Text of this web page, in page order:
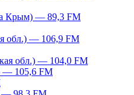
Крым) — 89,3 FM
обл.) — 106,9 FM
обл.) — 104,0 FM
— 105,6 FM